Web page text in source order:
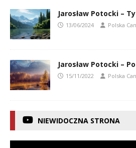
Jarosław Potocki –
13/06/2024 Polska
Jarosław Potocki –
15/11/2022 Polska
NIEWIDOCZNA STRONA